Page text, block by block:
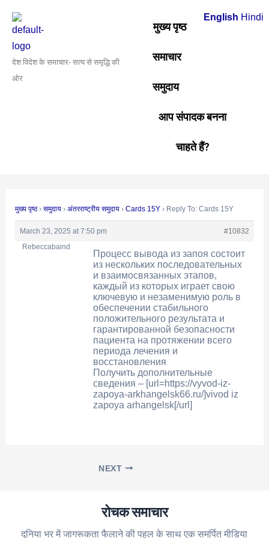
content
देश विदेश के समाचार- सत्य से समृद्धि की
ओर
मुख्य पृष्ठ
समाचार
समुदाय
आप संपादक बनना
चाहते हैं?
मुख्य पृष्ठ › समुदाय › अंतरराष्ट्रीय समुदाय › Cards 15Y › Reply To: Cards 15Y
March 23, 2025 at 7:50 pm
#10832
Rebeccabaind
Процесс вывода из запоя состоит
из нескольких последовательных
и взаимосвязанных этапов,
каждый из которых играет свою
ключевую и незаменимую роль в
обеспечении стабильного
положительного результата и
гарантированной безопасности
пациента на протяжении всего
периода лечения и
восстановления
Получить дополнительные
сведения – [url=https://vyvod-iz-
zapoya-arkhangelsk66.ru/]vivod iz
zapoya arhangelsk[/url]
navigation
NEXT
रोचक समाचार
दुनिया भर में जागरूकता फैलाने की पहल के साथ एक समर्पित मीडिया
English Hindi